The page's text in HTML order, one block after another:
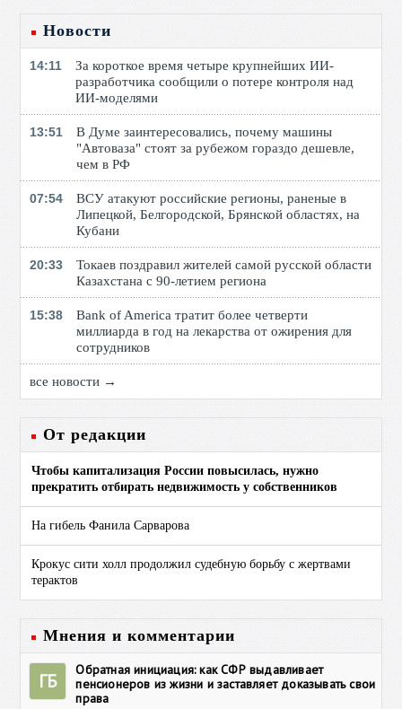
Новости
14:11
За короткое время четыре крупнейших ИИ-
разработчика сообщили о потере контроля над
ИИ-моделями
13:51
В Думе заинтересовались, почему машины
"Автоваза" стоят за рубежом гораздо дешевле,
чем в РФ
07:54
ВСУ атакуют российские регионы, раненые в
Липецкой, Белгородской, Брянской областях, на
Кубани
20:33
Токаев поздравил жителей самой русской области
Казахстана с 90-летием региона
15:38
Bank of America тратит более четверти
миллиарда в год на лекарства от ожирения для
сотрудников
все новости →
От редакции
Чтобы капитализация России повысилась, нужно
прекратить отбирать недвижимость у собственников
На гибель Фанила Сарварова
Крокус сити холл продолжил судебную борьбу с жертвами
терактов
Мнения и комментарии
ГБ
Обратная инициация: как СФР выдавливает
пенсионеров из жизни и заставляет доказывать свои
права